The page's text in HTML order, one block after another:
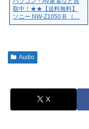
取中！★★【送料無料】
ソニー NW-Z1050 B （…
Audio
X